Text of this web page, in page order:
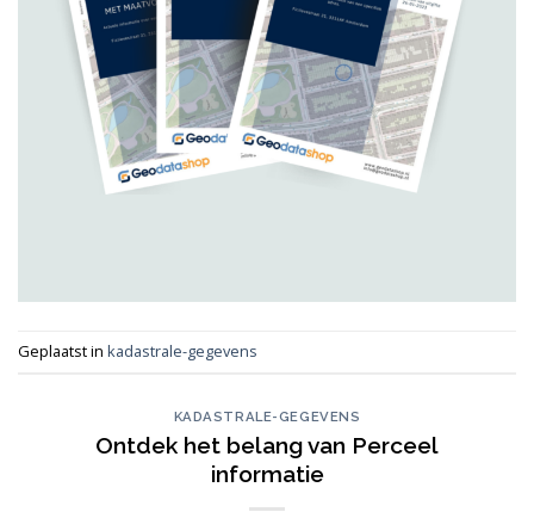
Geplaatst in kadastrale-gegevens
KADASTRALE-GEGEVENS
Ontdek het belang van Perceel
informatie